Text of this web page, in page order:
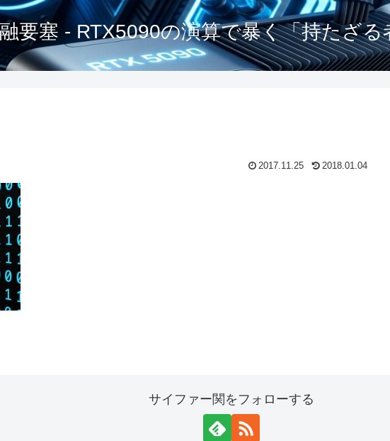
要塞 - RTX5090の演算で暴く「持たざる
2017.11.25 2018.01.04
サイファー関をフォローする